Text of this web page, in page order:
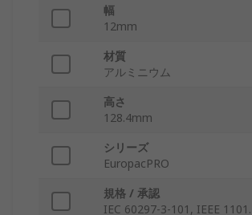
幅
12mm
材質
アルミニウム
高さ
128.4mm
シリーズ
EuropacPRO
規格 / 承認
IEC 60297-3-101, IEEE